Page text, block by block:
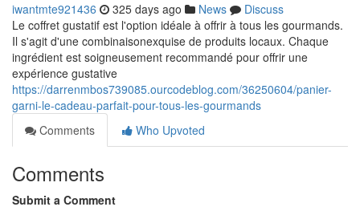
iwantmte921436 325 days ago News
Discuss
Le coffret gustatif est l'option idéale à offrir à tous les gourmands.
Il s'agit d'une combinaisonexquise de produits locaux. Chaque
ingrédient est soigneusement recommandé pour offrir une
expérience gustative
https://darrenmbos739085.ourcodeblog.com/36250604/panier-
garni-le-cadeau-parfait-pour-tous-les-gourmands
Comments
Who Upvoted
Comments
Submit a Comment